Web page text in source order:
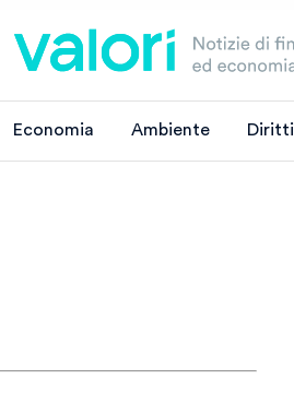
Economia Ambiente Diritti